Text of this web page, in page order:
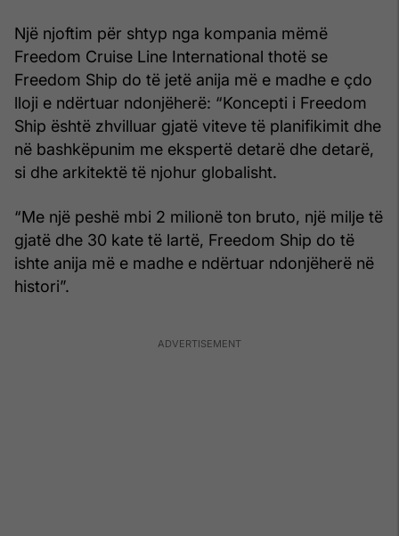
Një njoftim për shtyp nga kompania mëmë
Freedom Cruise Line International thotë se
Freedom Ship do të jetë anija më e madhe e çdo
lloji e ndërtuar ndonjëherë: “Koncepti i Freedom
Ship është zhvilluar gjatë viteve të planifikimit dhe
në bashkëpunim me ekspertë detarë dhe detarë,
si dhe arkitektë të njohur globalisht.
“Me një peshë mbi 2 milionë ton bruto, një milje të
gjatë dhe 30 kate të lartë, Freedom Ship do të
ishte anija më e madhe e ndërtuar ndonjëherë në
histori”.